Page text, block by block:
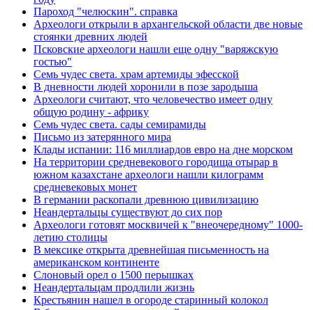
Пароход "челюскин". справка
Археологи открыли в архангельской области две новые
стоянки древних людей
Псковские археологи нашли еще одну "варяжскую
гостью"
Семь чудес света. храм артемиды эфесской
В дневности людей хоронили в позе зародыша
Археологи считают, что человечество имеет одну
общую родину - африку
Семь чудес света. сады семирамиды
Письмо из затерянного мира
Клады испании: 116 миллиардов евро на дне морском
На территории средневекового городища отырар в
южном казахстане археологи нашли килограмм
средневековых монет
В германии раскопали древнюю цивилизацию
Неандертальцы существуют до сих пор
Археологи готовят москвичей к "внеочередному" 1000-
летию столицы
В мексике открыта древнейшая письменность на
американском континенте
Слоновый орел о 1500 перышках
Неандертальцам продлили жизнь
Крестьянин нашел в огороде старинный колокол